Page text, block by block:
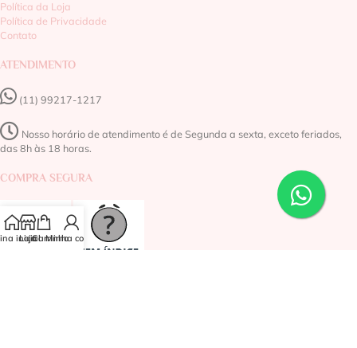
Política da Loja
Política de Privacidade
Contato
ATENDIMENTO
(11) 99217-1217‬
Nosso horário de atendimento é de Segunda a sexta, exceto feriados,
das 8h às 18 horas.
COMPRA SEGURA
inicial
LojaCarrinho
Minha conta